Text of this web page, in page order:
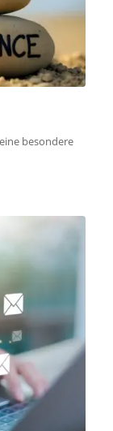
besondere